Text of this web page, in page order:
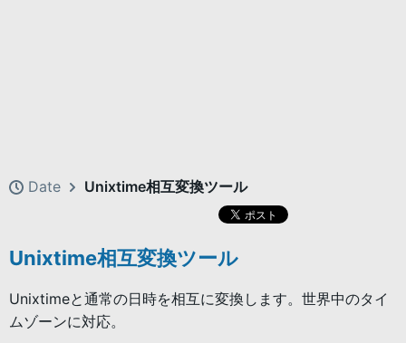
Date Unixtime相互変換ツール
Unixtime相互変換ツール
Unixtimeと通常の日時を相互に変換します。世界中のタイ
ムゾーンに対応。